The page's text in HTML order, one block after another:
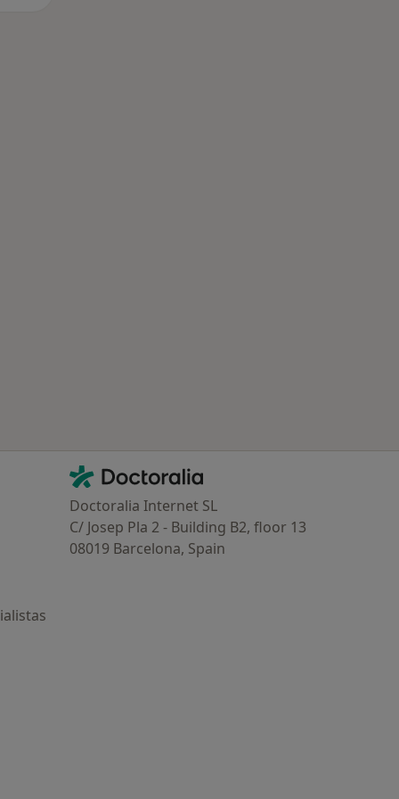
Contacto
Doctoralia - Página de inicio
Doctoralia Internet SL
C/ Josep Pla 2 - Building B2, floor 13
08019 Barcelona, Spain